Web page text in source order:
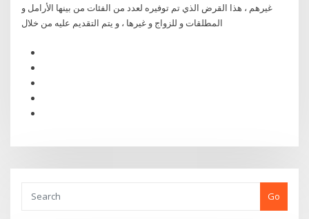
غيرهم ، هذا القرض الذي تم توفيره لعدد من الفئات من بينها الأرامل و
المطلقات و للزواج و غيرها ، و يتم التقديم عليه من خلال
Go